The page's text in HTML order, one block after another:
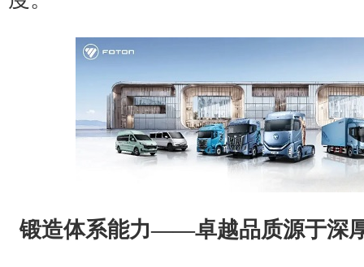
锻造体系能力——卓越品质源于深